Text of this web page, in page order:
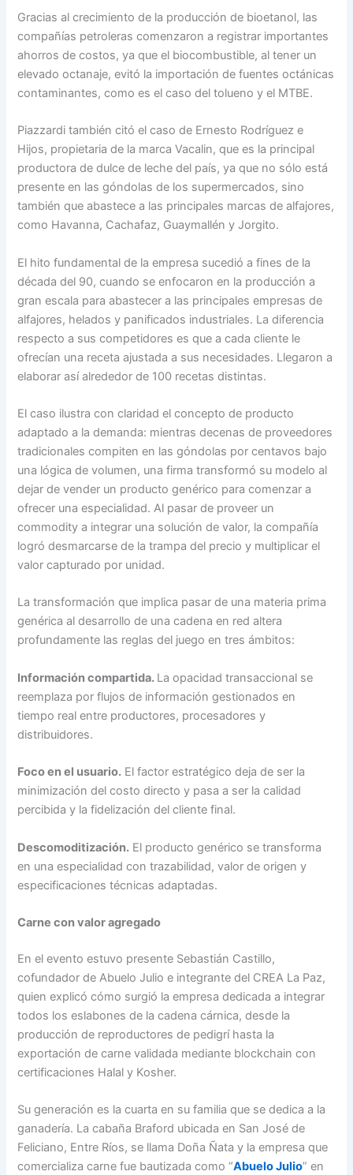
Gracias al crecimiento de la producción de bioetanol, las
compañías petroleras comenzaron a registrar importantes
ahorros de costos, ya que el biocombustible, al tener un
elevado octanaje, evitó la importación de fuentes octánicas
contaminantes, como es el caso del tolueno y el MTBE.
Piazzardi también citó el caso de Ernesto Rodríguez e
Hijos, propietaria de la marca Vacalin, que es la principal
productora de dulce de leche del país, ya que no sólo está
presente en las góndolas de los supermercados, sino
también que abastece a las principales marcas de alfajores,
como Havanna, Cachafaz, Guaymallén y Jorgito.
El hito fundamental de la empresa sucedió a fines de la
década del 90, cuando se enfocaron en la producción a
gran escala para abastecer a las principales empresas de
alfajores, helados y panificados industriales. La diferencia
respecto a sus competidores es que a cada cliente le
ofrecían una receta ajustada a sus necesidades. Llegaron a
elaborar así alrededor de 100 recetas distintas.
El caso ilustra con claridad el concepto de producto
adaptado a la demanda: mientras decenas de proveedores
tradicionales compiten en las góndolas por centavos bajo
una lógica de volumen, una firma transformó su modelo al
dejar de vender un producto genérico para comenzar a
ofrecer una especialidad. Al pasar de proveer un
commodity a integrar una solución de valor, la compañía
logró desmarcarse de la trampa del precio y multiplicar el
valor capturado por unidad.
La transformación que implica pasar de una materia prima
genérica al desarrollo de una cadena en red altera
profundamente las reglas del juego en tres ámbitos:
Información compartida. La opacidad transaccional se
reemplaza por flujos de información gestionados en
tiempo real entre productores, procesadores y
distribuidores.
Foco en el usuario. El factor estratégico deja de ser la
minimización del costo directo y pasa a ser la calidad
percibida y la fidelización del cliente final.
Descomoditización. El producto genérico se transforma
en una especialidad con trazabilidad, valor de origen y
especificaciones técnicas adaptadas.
Carne con valor agregado
En el evento estuvo presente Sebastián Castillo,
cofundador de Abuelo Julio e integrante del CREA La Paz,
quien explicó cómo surgió la empresa dedicada a integrar
todos los eslabones de la cadena cárnica, desde la
producción de reproductores de pedigrí hasta la
exportación de carne validada mediante blockchain con
certificaciones Halal y Kosher.
Su generación es la cuarta en su familia que se dedica a la
ganadería. La cabaña Braford ubicada en San José de
Feliciano, Entre Ríos, se llama Doña Ñata y la empresa que
comercializa carne fue bautizada como “Abuelo Julio” en